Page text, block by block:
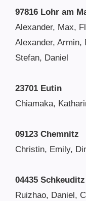
97816 Lohr am
Alexander, Max,
Alexander, Armin,
Stefan, Daniel
23701 Eutin
Chiamaka,
09123 Chemnitz
Christin, Emily,
04435 Schkeuditz
Ruizhao, Daniel,